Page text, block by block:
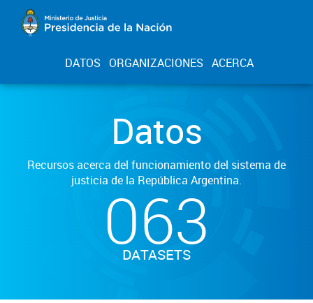
DATOS ORGANIZACIONES ACERCA
Datos
Recursos acerca del funcionamiento del sistema de
justicia de la República Argentina.
063
DATASETS